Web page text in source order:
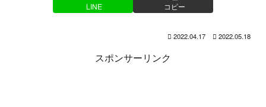
LINE コピー
2022.04.17 2022.05.18
スポンサーリンク